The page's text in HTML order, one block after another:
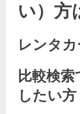
い）方
レンタ
比較検
したい方